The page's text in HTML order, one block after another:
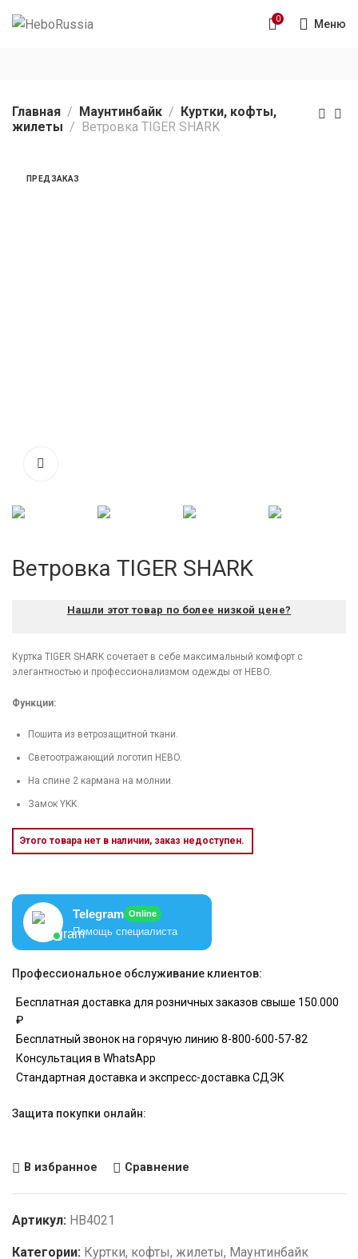
0 Меню
Главная Маунтинбайк
Куртки, кофты,
жилеты
Ветровка TIGER SHARK
ПРЕДЗАКАЗ
Ветровка TIGER SHARK
Нашли этот товар по более низкой цене?
Куртка TIGER SHARK сочетает в себе максимальный комфорт с
элегантностью и профессионализмом одежды от HEBO.
Функции:
Пошита из ветрозащитной ткани.
Светоотражающий логотип HEBO.
На спине 2 кармана на молнии.
Замок YKK.
Этого товара нет в наличии, заказ недоступен.
Telegram Online
Помощь специалиста
Профессиональное обслуживание клиентов:
Бесплатная доставка для розничных заказов свыше 150.000
₽
Бесплатный звонок на горячую линию 8-800-600-57-82
Консультация в WhatsApp
Стандартная доставка и экспресс-доставка СДЭК
Защита покупки онлайн:
В избранное Сравнение
Артикул: HB4021
Категории: Куртки, кофты, жилеты, Маунтинбайк